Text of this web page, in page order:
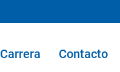
Carrera Contacto